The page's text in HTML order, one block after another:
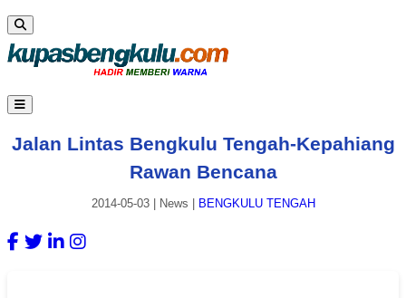
Jalan Lintas Bengkulu Tengah-Kepahiang
Rawan Bencana
2014-05-03| News BENGKULU TENGAH